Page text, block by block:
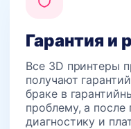
Гарантия и
Все 3D принтеры
получают
браке в
проблему, а после
диагностику и